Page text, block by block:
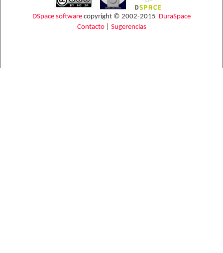
DSpace software copyright © 2002-2015 DuraSpace
Contacto| Sugerencias